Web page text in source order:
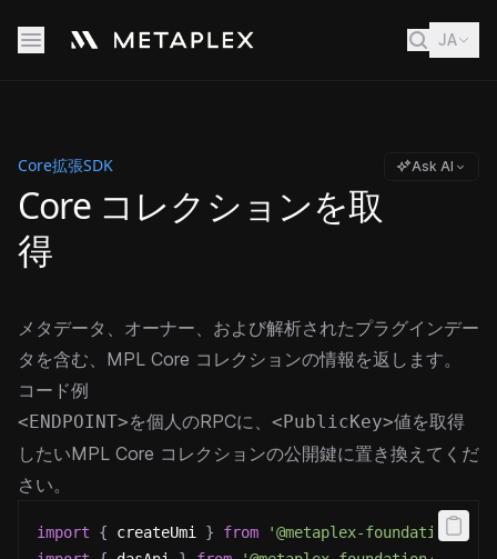
JA
Core拡張SDK
Core コレクションを取
得
Ask AI
メタデータ、オーナー、および解析されたプラグインデー
タを含む、MPL Core コレクションの情報を返します。
コード例
<ENDPOINT>を個人のRPCに、 <PublicKey>値を取得
したいMPL Core コレクションの公開鍵に置き換えてくだ
さい。
import { createUmi } from
'@metaplex-foundation/